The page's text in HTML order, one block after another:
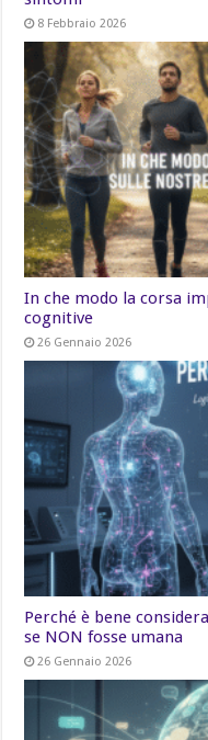
8 Febbraio 2026
In che modo la corsa
cognitive
26 Gennaio 2026
Perché è bene
se NON fosse umana
26 Gennaio 2026